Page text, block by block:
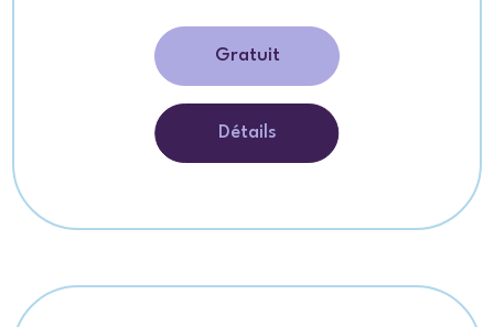
Gratuit
Détails